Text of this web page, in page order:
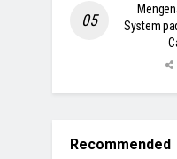
System
Recommended